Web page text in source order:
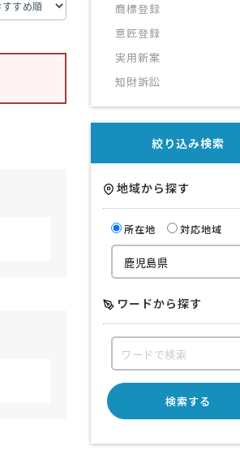
商標登録
意匠登録
実用新案
知財訴訟
絞り込み検索
地域から探す
所在地 対応地域
ワードから探す
検索する